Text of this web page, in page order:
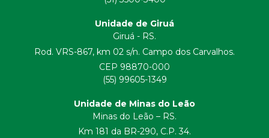
Unidade de Giruá
Giruá - RS.
Rod. VRS-867, km 02 s/n. Campo dos Carvalhos.
CEP 98870-000
(55) 99605-1349
Unidade de Minas do Leão
Minas do Leão – RS.
Km 181 da BR-290, C.P. 34.